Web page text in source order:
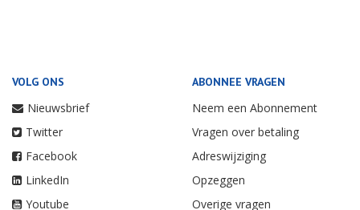
VOLG ONS
Nieuwsbrief
Twitter
Facebook
LinkedIn
Youtube
ABONNEE VRAGEN
Neem een Abonnement
Vragen over betaling
Adreswijziging
Opzeggen
Overige vragen